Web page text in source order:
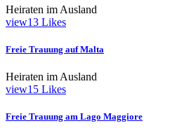
Heiraten im Ausland
view13 Likes
Freie Trauung auf Malta
Heiraten im Ausland
view15 Likes
Freie Trauung am Lago Maggiore